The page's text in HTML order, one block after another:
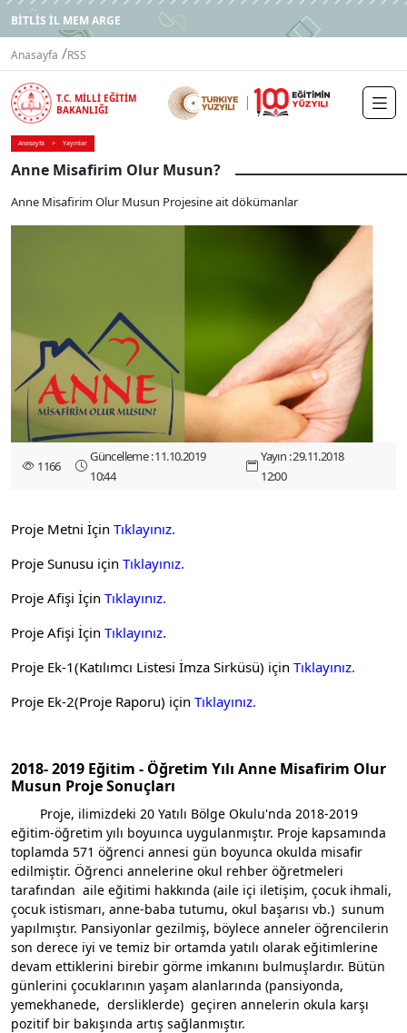
BİTLİS İL MEM ARGE
Anasayfa /RSS
T.C. MİLLİ EĞİTİM
BAKANLIĞI
Anasayfa Yayınlar
Anne Misafirim Olur Musun?
Anne Misafirim Olur Musun Projesine ait dökümanlar
1166
Güncelleme : 11.10.2019
10:44
Yayın : 29.11.2018
12:00
Proje Metni İçin Tıklayınız.
Proje Sunusu için Tıklayınız.
Proje Afişi İçin Tıklayınız.
Proje Afişi İçin Tıklayınız.
Proje Ek-1(Katılımcı Listesi İmza Sirküsü) için Tıklayınız.
Proje Ek-2(Proje Raporu) için Tıklayınız.
2018- 2019 Eğitim - Öğretim Yılı Anne Misafirim Olur
Musun Proje Sonuçları
Proje, ilimizdeki 20 Yatılı Bölge Okulu'nda 2018-2019
eğitim-öğretim yılı boyuınca uygulanmıştır. Proje kapsamında
toplamda 571 öğrenci annesi gün boyunca okulda misafir
edilmiştir. Öğrenci annelerine okul rehber öğretmeleri
tarafından aile eğitimi hakkında (aile içi iletişim, çocuk ihmali,
çocuk istismarı, anne-baba tutumu, okul başarısı vb.) sunum
yapılmıştır. Pansiyonlar gezilmiş, böylece anneler öğrencilerin
son derece iyi ve temiz bir ortamda yatılı olarak eğitimlerine
devam ettiklerini birebir görme imkanını bulmuşlardır. Bütün
günlerini çocuklarının yaşam alanlarında (pansiyonda,
yemekhanede, dersliklerde) geçiren annelerin okula karşı
pozitif bir bakışında artış sağlanmıştır.